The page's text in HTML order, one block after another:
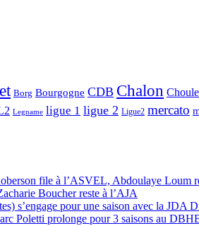
Borg Bourgogne CDB Chalon
Legname ligue 1 ligue 2 Ligue2 mercato
file à l’ASVEL, Abdoulaye Loum
Boucher reste à l’AJA
s’engage pour une saison avec la JDA
Poletti prolonge pour 3 saisons au